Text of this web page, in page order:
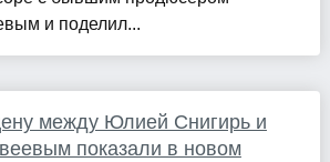
и поделил...
между Юлией Снигирь и
показали в новом